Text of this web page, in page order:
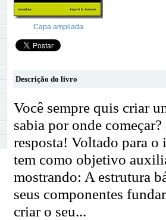
Capa ampliada
Descrição do livro
Você sempre quis criar
sabia por onde
resposta! Voltado para
tem como objetivo
mostrando: A estrutura
seus componentes
criar o seu...